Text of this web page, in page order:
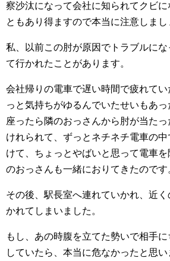
察沙汰になって会社に知られてクビに
ともあり得ますので本当に注意しまし
私、以前この肘が原因でトラブルに
て行かれたことがあります。
会社帰りの電車で遅い時間で疲れてい
っと気持ちがゆるんでいたせいもあ
座ったら隣のおっさんから肘が当た
けれられて、ずっとネチネチ電車の
けて、ちょっとやばいと思って電車
のおっさんも一緒におりてきたのです
その後、駅長室へ連れていかれ、近
かれてしまいました。
もし、あの時腹を立てた勢いで相手
していたら、本当に危なかったと思い